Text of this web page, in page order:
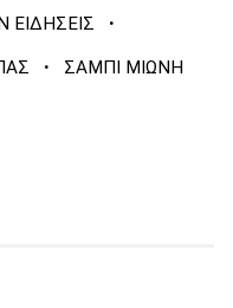
ΕΙΔΗΣΕΙΣ ·
· ΣΑΜΠΙ ΜΙΩΝΗ